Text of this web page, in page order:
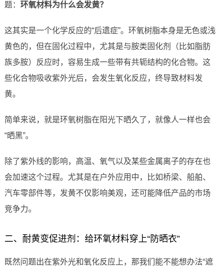
题： 环氧材料为什么会发黄？
这其实是一个化学反应的“后遗症”。环氧树脂本身是无色或浅
黄色的，但在固化过程中，尤其是与胺类固化剂（比如脂肪
族多胺）反应时，容易生成一些带有共轭结构的化合物。这
些化合物吸收紫外光后，会发生氧化反应，终导致材料发
黄。
简单来说，就是环氧树脂在阳光下晒久了，就像人一样也会
“晒黑”。
除了紫外线的影响，高温、氧气以及某些金属离子的存在也
会加速这个过程。尤其是在户外应用中，比如桥梁、船舶、
汽车零部件等，发黄不仅影响美观，还可能降低产品的市场
竞争力。
二、耐黄变促进剂：给环氧材料穿上“防晒衣”
既然问题出在紫外光和氧化反应上，那我们能不能想办法“遮